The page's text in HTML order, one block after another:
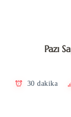
Pazı
30 dakika